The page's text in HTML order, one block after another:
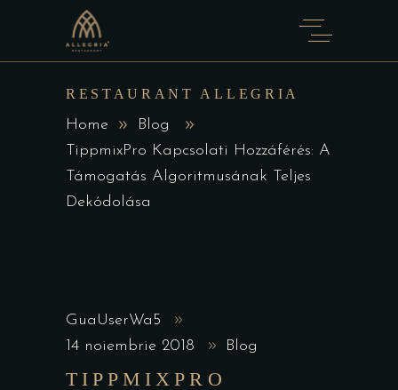
RESTAURANT ALLEGRIA
Home
Blog
TippmixPro Kapcsolati Hozzáférés: A
Támogatás Algoritmusának Teljes
Dekódolása
GuaUserWa5
14 noiembrie 2018
Blog
TIPPMIXPRO